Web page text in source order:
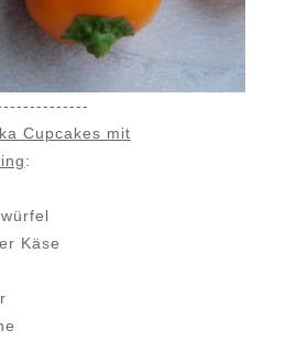
Cupcakes mit
:
Käse